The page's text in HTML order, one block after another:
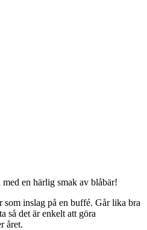
en härlig smak av blåbär!
inslag på en buffé. Går lika bra
så det är enkelt att göra
året.